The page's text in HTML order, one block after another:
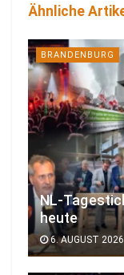
Ähnliche
BRANDENBURG
NL-
heute
6. AUGUST 2026